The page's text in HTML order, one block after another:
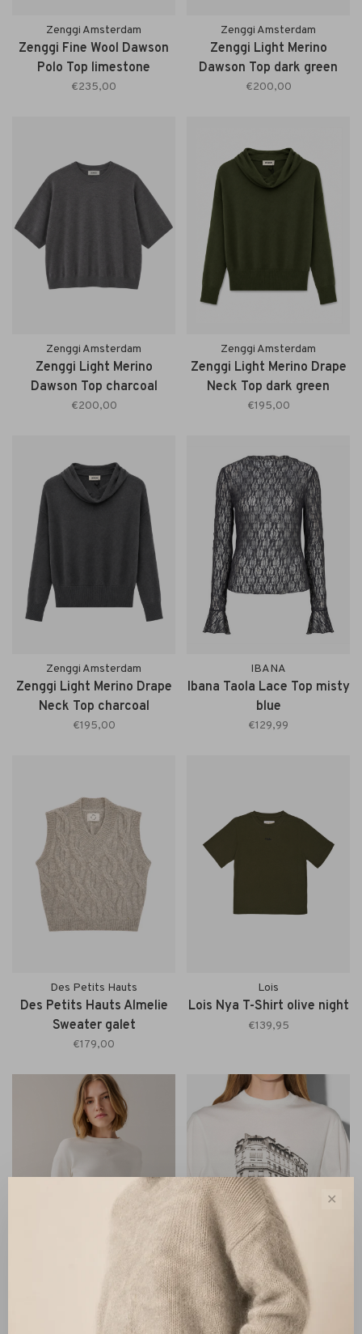
Zenggi Amsterdam
Zenggi Fine Wool Dawson
Polo Top limestone
€235,00
Zenggi Amsterdam
Zenggi Light Merino
Dawson Top dark green
€200,00
Zenggi Amsterdam
Zenggi Light Merino
Dawson Top charcoal
€200,00
Zenggi Amsterdam
Zenggi Light Merino Drape
Neck Top dark green
€195,00
Zenggi Amsterdam
Zenggi Light Merino Drape
Neck Top charcoal
€195,00
IBANA
Ibana Taola Lace Top misty
blue
€129,99
Des Petits Hauts
Des Petits Hauts Almelie
Sweater galet
€179,00
Lois
Lois Nya T-Shirt olive night
€139,95
Lois Lauren T-Shirt
Janice
Janice Adam Shirt Katoen
✕